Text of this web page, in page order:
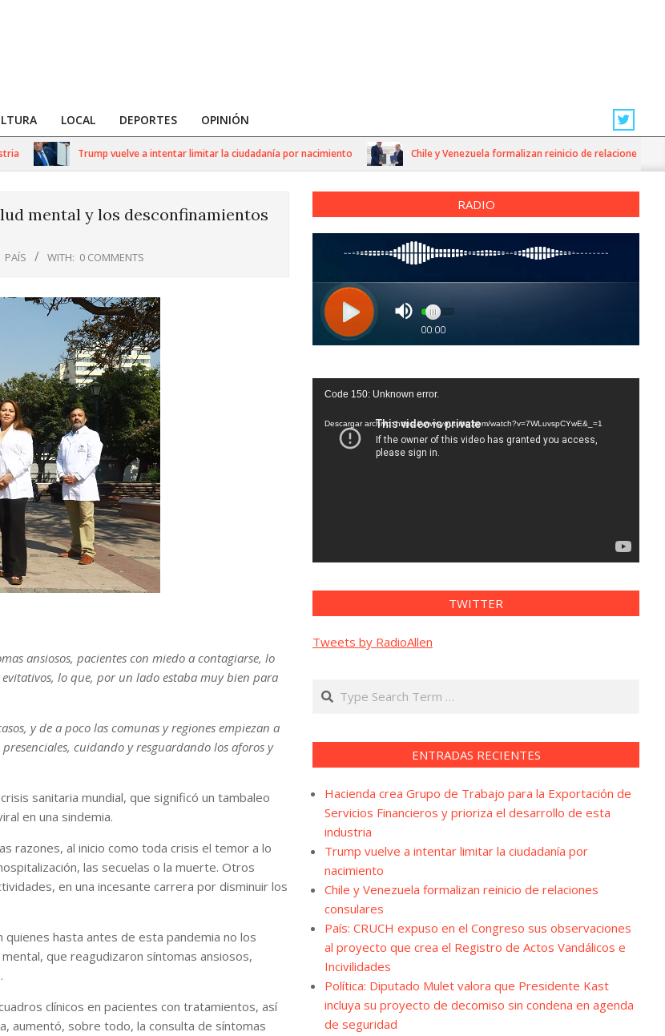
LOCAL DEPORTES OPINIÓN
Trump vuelve a intentar limitar la ciudadanía por nacimiento Chile y Venezuela formalizan reinicio de relaciones
mental y los desconfinamientos
PAÍS WITH: 0 COMMENTS
ansiosos, pacientes con miedo a contagiarse, lo
lo que, por un lado estaba muy bien para
y de a poco las comunas y regiones empiezan a
cuidando y resguardando los aforos y
sanitaria mundial, que significó un tambaleo
en una sindemia.
razones, al inicio como toda crisis el temor a lo
las secuelas o la muerte. Otros
en una incesante carrera por disminuir los
hasta antes de esta pandemia no los
que reagudizaron síntomas ansiosos,
clínicos en pacientes con tratamientos, así
aumentó, sobre todo, la consulta de síntomas
RADIO
Reproductor
vídeo
Code 150: Unknown error.
Descargar archivo: https://www.youtube.com/watch?v=7WLuvspCYwE&_=1
TWITTER
Tweets by RadioAllen
Search
ENTRADAS RECIENTES
Hacienda crea Grupo de Trabajo para la Exportación de
Servicios Financieros y prioriza el desarrollo de esta
industria
Trump vuelve a intentar limitar la ciudadanía por
nacimiento
Chile y Venezuela formalizan reinicio de relaciones
consulares
País: CRUCH expuso en el Congreso sus observaciones
al proyecto que crea el Registro de Actos Vandálicos e
Incivilidades
Política: Diputado Mulet valora que Presidente Kast
incluya su proyecto de decomiso sin condena en agenda
de seguridad